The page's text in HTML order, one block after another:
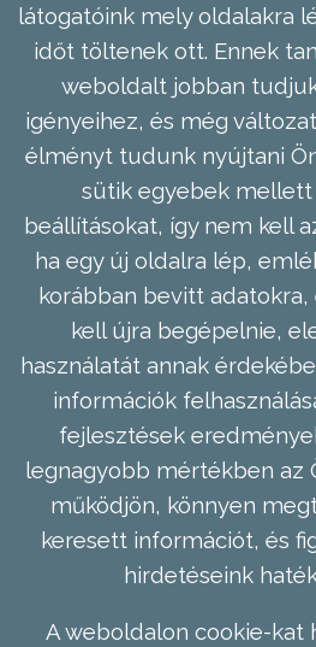
látogatóink mely oldalakra
időt töltenek ott. Ennek
weboldalt jobban
igényeihez, és még
élményt tudunk nyújtani
sütik egyebek mellett
beállításokat, így nem kell
ha egy új oldalra lép,
korábban bevitt
kell újra begépelnie,
használatát annak
információk
fejlesztések
legnagyobb mértékben az
működjön, könnyen
keresett információt, és
hirdetéseink
A weboldalon cookie-kat